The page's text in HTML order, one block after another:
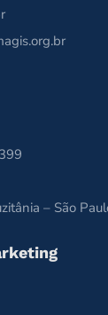
– São